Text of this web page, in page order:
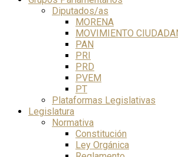
Diputados/as
MORENA
MOVIMIENTO
PAN
PRI
PRD
PVEM
PT
Plataformas Legislativas
Legislatura
Normativa
Constitución
Ley Orgánica